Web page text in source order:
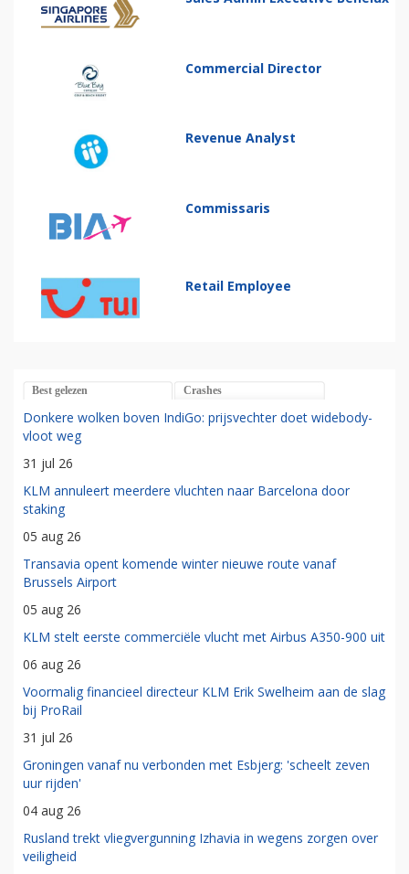
Commercial Director
Revenue Analyst
Commissaris
Retail Employee
Best gelezen Crashes
Donkere wolken boven IndiGo: prijsvechter doet widebody-
vloot weg
31 jul 26
KLM annuleert meerdere vluchten naar Barcelona door
staking
05 aug 26
Transavia opent komende winter nieuwe route vanaf
Brussels Airport
05 aug 26
KLM stelt eerste commerciële vlucht met Airbus A350-900 uit
06 aug 26
Voormalig financieel directeur KLM Erik Swelheim aan de slag
bij ProRail
31 jul 26
Groningen vanaf nu verbonden met Esbjerg: 'scheelt zeven
uur rijden'
04 aug 26
Rusland trekt vliegvergunning Izhavia in wegens zorgen over
veiligheid